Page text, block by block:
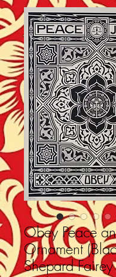
Obey Peace
Ornament
Shepard